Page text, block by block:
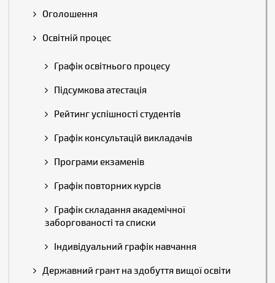
Оголошення
Освітній процес
Графік освітнього процесу
Підсумкова атестація
Рейтинг успішності студентів
Графік консультацій викладачів
Програми екзаменів
Графік повторних курсів
Графік складання академічної
заборгованості та списки
Індивідуальний графік навчання
Державний грант на здобуття вищої освіти